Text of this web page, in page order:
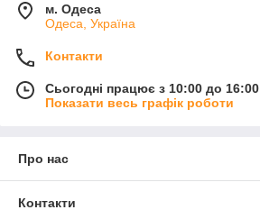
м. Одеса
Одеса, Україна
Контакти
Сьогодні працює з 10:00 до 16:00
Показати весь графік роботи
Про нас
Контакти